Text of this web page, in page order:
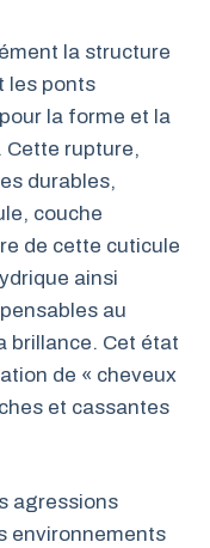
la structure
les ponts
la forme et la
Cette rupture,
durables,
couche
de cette cuticule
ainsi
au
brillance. Cet état
de « cheveux
et cassantes
agressions
environnements